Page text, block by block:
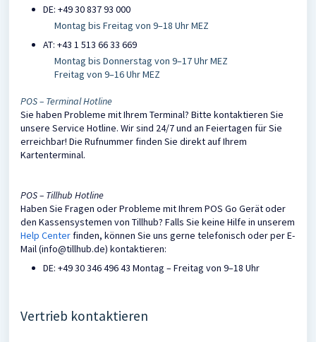
DE: +49 30 837 93 000
Montag bis Freitag von 9–18 Uhr MEZ
AT: +43 1 513 66 33 669
Montag bis Donnerstag von 9–17 Uhr MEZ
Freitag von 9–16 Uhr MEZ
POS – Terminal Hotline
Sie haben Probleme mit Ihrem Terminal? Bitte kontaktieren Sie
unsere Service Hotline. Wir sind 24/7 und an Feiertagen für Sie
erreichbar! Die Rufnummer finden Sie direkt auf Ihrem
Kartenterminal.
POS – Tillhub Hotline
Haben Sie Fragen oder Probleme mit Ihrem POS Go Gerät oder
den Kassensystemen von Tillhub? Falls Sie keine Hilfe in unserem
Help Center finden, können Sie uns gerne telefonisch oder per E-
Mail (info@tillhub.de) kontaktieren:
DE: +49 30 346 496 43 Montag – Freitag von 9–18 Uhr
Vertrieb kontaktieren